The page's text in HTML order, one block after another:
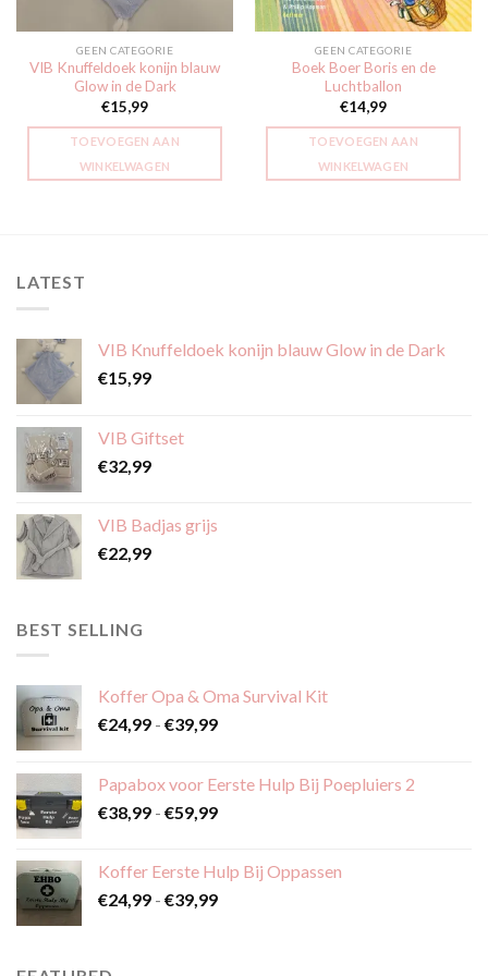
GEEN CATEGORIE
VIB Knuffeldoek konijn blauw
Glow in de Dark
€15,99
TOEVOEGEN AAN
WINKELWAGEN
GEEN CATEGORIE
Boek Boer Boris en de
Luchtballon
€14,99
TOEVOEGEN AAN
WINKELWAGEN
LATEST
VIB Knuffeldoek konijn blauw Glow in de Dark
€15,99
VIB Giftset
€32,99
VIB Badjas grijs
€22,99
BEST SELLING
Koffer Opa & Oma Survival Kit
€24,99 - €39,99Prijsklasse:
€39,99
Papabox voor Eerste Hulp Bij Poepluiers 2
€38,99 - €59,99Prijsklasse:
€59,99
Koffer Eerste Hulp Bij Oppassen
€24,99 - €39,99Prijsklasse: